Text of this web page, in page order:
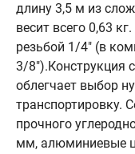
длину 3,5 м из
весит всего 0,63
резьбой 1/4" (в
3/8").Конструкция
облегчает выбор
транспортировку.
прочного
мм, алюминиевые